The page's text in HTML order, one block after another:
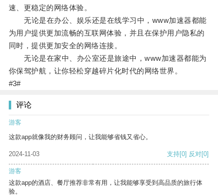
速、更稳定的网络体验。
无论是在办公、娱乐还是在线学习中，www加速器都能
为用户提供更加流畅的互联网体验，并且在保护用户隐私的
同时，提供更加安全的网络连接。
无论是在家中、办公室还是旅途中，www加速器都能为
你保驾护航，让你轻松穿越碎片化时代的网络世界。
#3#
评论
游客
这款app就像我的财务顾问，让我能够省钱又省心。
2024-11-03 支持[0] 反对[0]
游客
这款app的酒店、餐厅推荐非常有用，让我能够享受到高品质的旅行体
验。